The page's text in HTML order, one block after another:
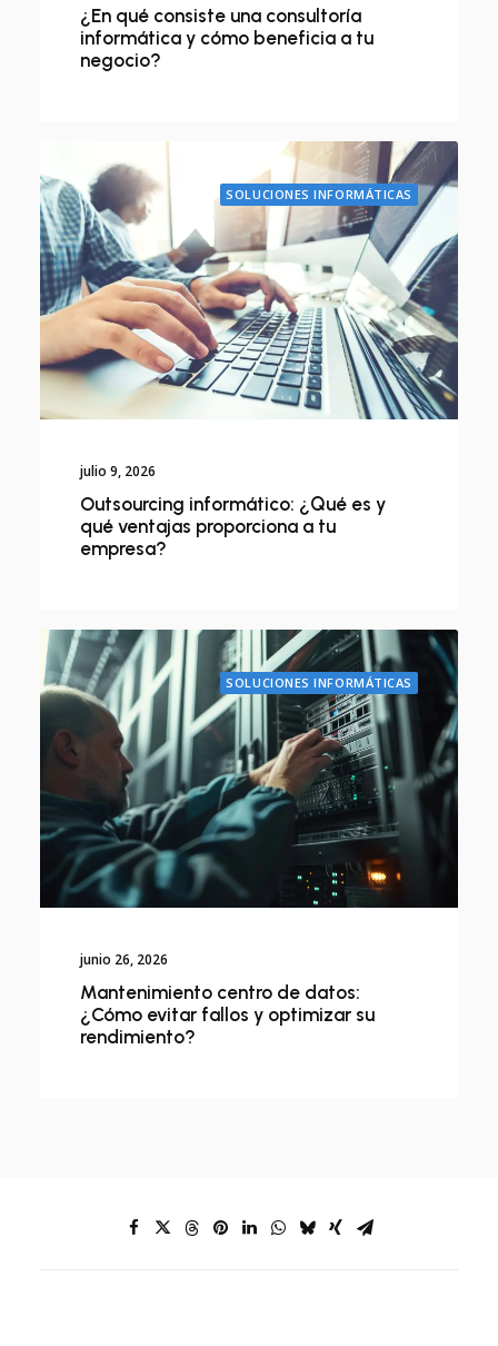
¿En qué consiste una consultoría
informática y cómo beneficia a tu
negocio?
SOLUCIONES INFORMÁTICAS
julio 9, 2026
Outsourcing informático: ¿Qué es y
qué ventajas proporciona a tu
empresa?
SOLUCIONES INFORMÁTICAS
junio 26, 2026
Mantenimiento centro de datos:
¿Cómo evitar fallos y optimizar su
rendimiento?